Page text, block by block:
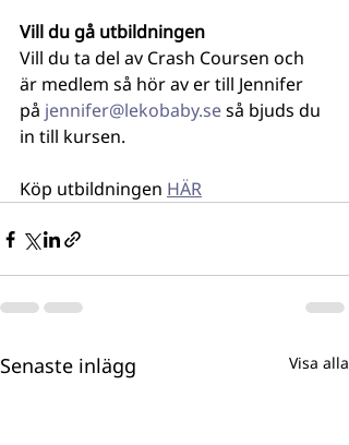
Vill du gå utbildningen
Vill du ta del av Crash Coursen och
är medlem så hör av er till Jennifer
på jennifer@lekobaby.se så bjuds du
in till kursen.
Köp utbildningen HÄR
Senaste inlägg Visa alla